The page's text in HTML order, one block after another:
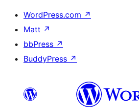
WordPress.com ↗
Matt ↗
bbPress ↗
BuddyPress ↗